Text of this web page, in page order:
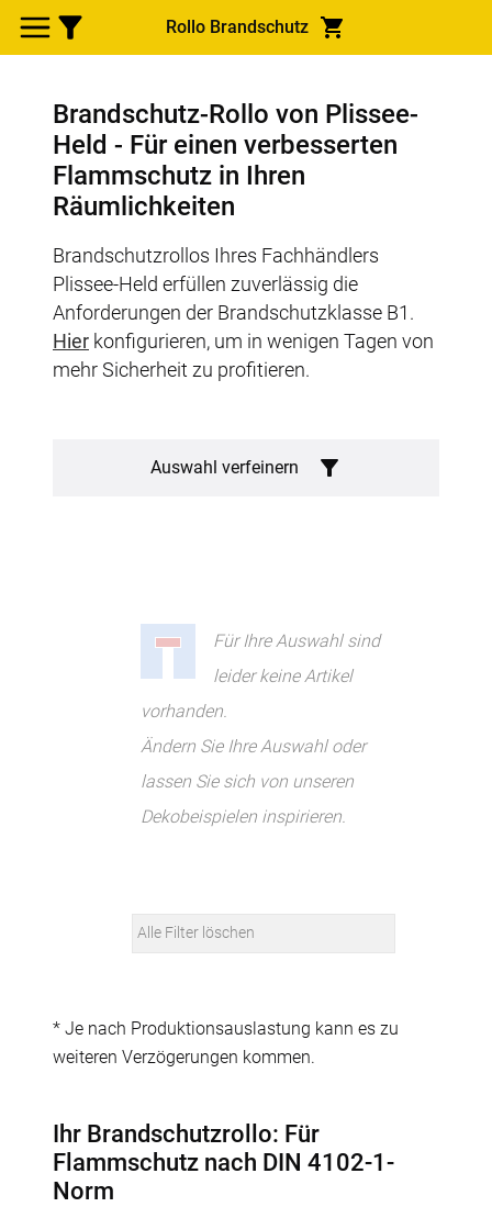
Rollo Brandschutz
Brandschutz-Rollo von Plissee-
Held - Für einen verbesserten
Flammschutz in Ihren
Räumlichkeiten
Brandschutzrollos Ihres Fachhändlers
Plissee-Held erfüllen zuverlässig die
Anforderungen der Brandschutzklasse B1.
Hier konfigurieren, um in wenigen Tagen von
mehr Sicherheit zu profitieren.
Auswahl verfeinern
Für Ihre Auswahl sind
leider keine Artikel
vorhanden.
Ändern Sie Ihre Auswahl oder
lassen Sie sich von unseren
Dekobeispielen inspirieren.
Alle Filter löschen
* Je nach Produktionsauslastung kann es zu
weiteren Verzögerungen kommen.
Ihr Brandschutzrollo: Für
Flammschutz nach DIN 4102-1-
Norm